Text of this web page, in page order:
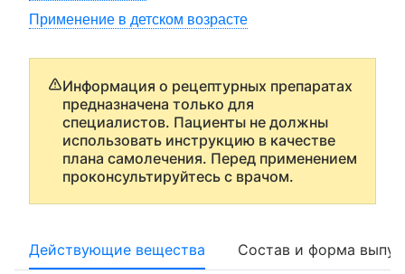
Применение в детском возрасте
Информация о рецептурных препаратах
предназначена только для
специалистов. Пациенты не должны
использовать инструкцию в качестве
плана самолечения. Перед применением
проконсультируйтесь с врачом.
Действующие вещества Состав и форма